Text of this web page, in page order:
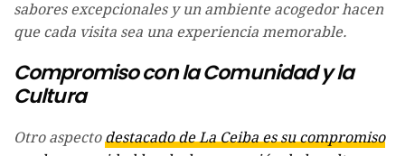
sabores excepcionales y un ambiente acogedor hacen
que cada visita sea una experiencia memorable.
Compromiso con la Comunidad y la
Cultura
Otro aspectodestacado de La Ceiba es su compromiso